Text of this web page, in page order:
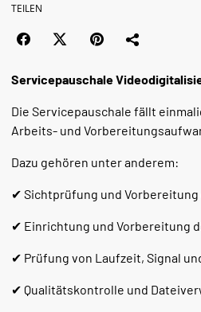
TEILEN
Servicepauschale
Die Servicepauschale fällt
Arbeits- und
Dazu gehören unter anderem:
✔ Sichtprüfung und
✔ Einrichtung und Vorbereitung
✔ Prüfung von Laufzeit, Signal
✔ Qualitätskontrolle und